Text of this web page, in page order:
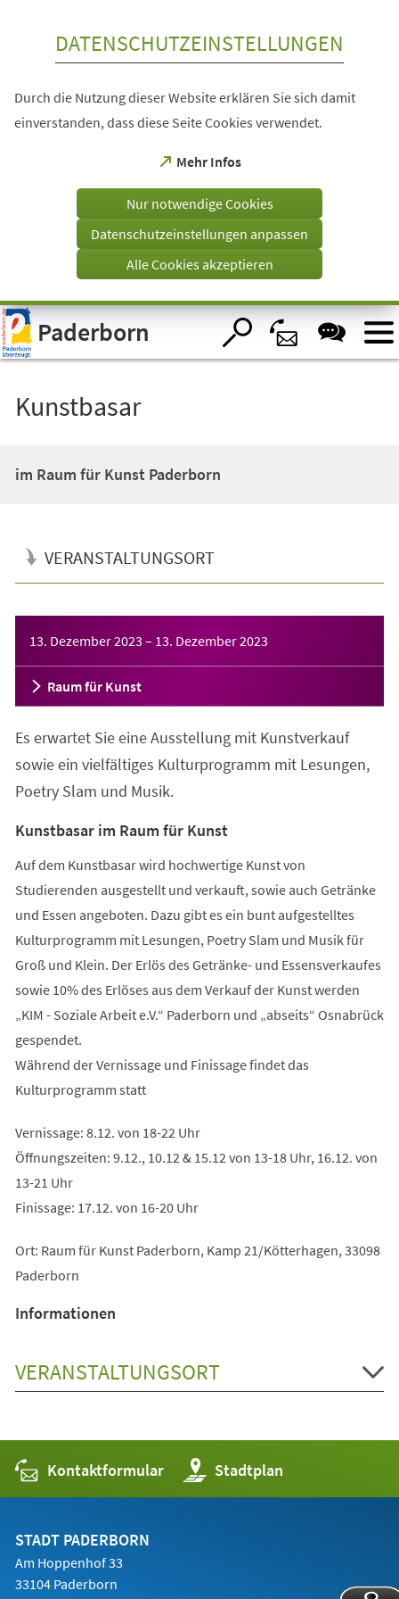
Visuelle
Assistenzsoftware
öffnen.
DATENSCHUTZEINSTELLUNGEN
Durch die Nutzung dieser Website erklären Sie sich damit
einverstanden, dass diese Seite Cookies verwendet.
Mehr Infos
(Öffnet
einem
Tab)
Nur notwendige Cookies
Datenschutzeinstellungen anpassen
Alle Cookies akzeptieren
Paderborn
Kunstbasar
im Raum für Kunst Paderborn
VERANSTALTUNGSORT
13. Dezember 2023 – 13. Dezember 2023
Raum für Kunst
Es erwartet Sie eine Ausstellung mit Kunstverkauf
sowie ein vielfältiges Kulturprogramm mit Lesungen,
Poetry Slam und Musik.
Kunstbasar im Raum für Kunst
Auf dem Kunstbasar wird hochwertige Kunst von
Studierenden ausgestellt und verkauft, sowie auch Getränke
und Essen angeboten. Dazu gibt es ein bunt aufgestelltes
Kulturprogramm mit Lesungen, Poetry Slam und Musik für
Groß und Klein. Der Erlös des Getränke- und Essensverkaufes
sowie 10% des Erlöses aus dem Verkauf der Kunst werden
„KIM - Soziale Arbeit e.V.“ Paderborn und „abseits“ Osnabrück
gespendet.
Während der Vernissage und Finissage findet das
Kulturprogramm statt
Vernissage: 8.12. von 18-22 Uhr
Öffnungszeiten: 9.12., 10.12 & 15.12 von 13-18 Uhr, 16.12. von
13-21 Uhr
Finissage: 17.12. von 16-20 Uhr
Ort: Raum für Kunst Paderborn, Kamp 21/Kötterhagen, 33098
Paderborn
Informationen
VERANSTALTUNGSORT
Kontaktformular Stadtplan
(Öffnet
in
einem
STADT PADERBORN
Am Hoppenhof 33
33104 Paderborn